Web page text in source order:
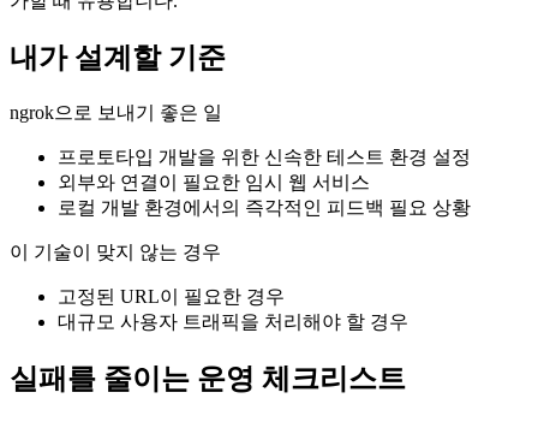
내가 설계할 기준
ngrok으로 보내기 좋은 일
프로토타입 개발을 위한 신속한 테스트 환경 설정
외부와 연결이 필요한 임시 웹 서비스
로컬 개발 환경에서의 즉각적인 피드백 필요 상황
이 기술이 맞지 않는 경우
고정된 URL이 필요한 경우
대규모 사용자 트래픽을 처리해야 할 경우
실패를 줄이는 운영 체크리스트